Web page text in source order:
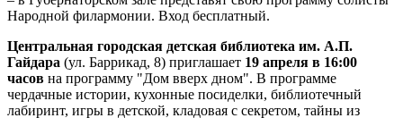
Народной филармонии. Вход бесплатный.
Центральная городская детская библиотека им. А.П.
Гайдара (ул. Баррикад, 8) приглашает 19 апреля в 16:00
часов на программу "Дом вверх дном". В программе
чердачные истории, кухонные посиделки, библиотечный
лабиринт, игры в детской, кладовая с секретом, тайны из